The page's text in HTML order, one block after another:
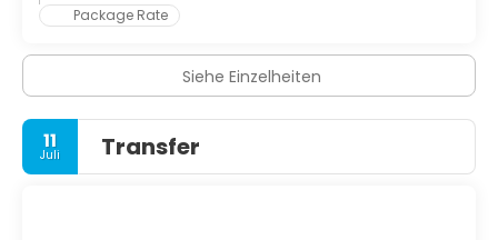
Package Rate
Siehe Einzelheiten
11
Juli Transfer